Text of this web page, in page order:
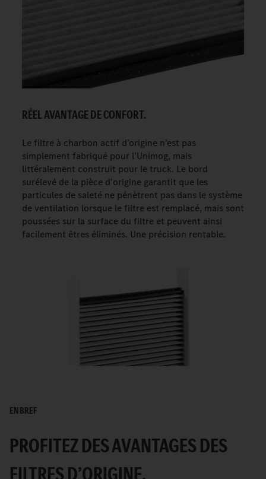
RÉEL AVANTAGE DE CONFORT.
Le filtre à charbon actif d’origine n’est pas
simplement fabriqué pour l’Unimog, mais
littéralement construit pour le truck. Le bord
surélevé de la pièce d'origine garantit que les
particules de saleté ne pénètrent pas dans le système
de ventilation lorsque le filtre est remplacé, mais sont
poussées sur la surface du filtre et peuvent ainsi
facilement êtres éliminés. Une précision rentable.
EN BREF
PROFITEZ DES AVANTAGES DES